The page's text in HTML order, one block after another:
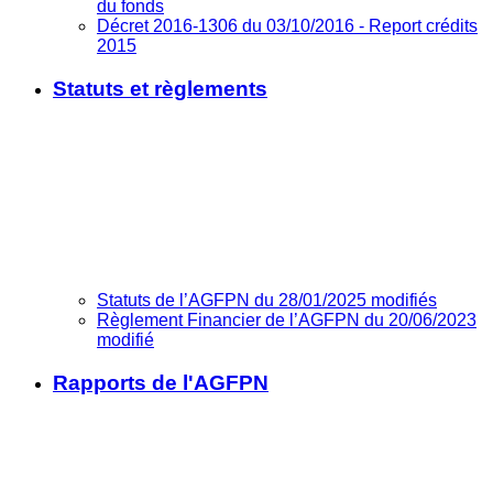
du fonds
Décret 2016-1306 du 03/10/2016 - Report crédits
2015
Statuts et règlements
Statuts de l’AGFPN du 28/01/2025 modifiés
Règlement Financier de l’AGFPN du 20/06/2023
modifié
Rapports de l'AGFPN